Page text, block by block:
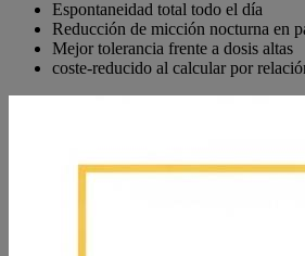
Espontaneidad total todo el día
Reducción de micción nocturna en
Mejor tolerancia frente a dosis altas
coste-reducido al calcular por